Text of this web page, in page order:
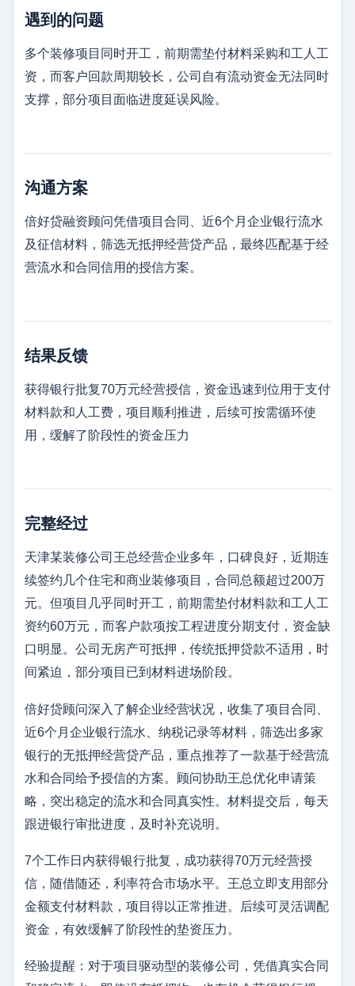
遇到的问题
多个装修项目同时开工，前期需垫付材料采购和工人工
资，而客户回款周期较长，公司自有流动资金无法同时
支撑，部分项目面临进度延误风险。
沟通方案
倍好贷融资顾问凭借项目合同、近6个月企业银行流水
及征信材料，筛选无抵押经营贷产品，最终匹配基于经
营流水和合同信用的授信方案。
结果反馈
获得银行批复70万元经营授信，资金迅速到位用于支付
材料款和人工费，项目顺利推进，后续可按需循环使
用，缓解了阶段性的资金压力
完整经过
天津某装修公司王总经营企业多年，口碑良好，近期连
续签约几个住宅和商业装修项目，合同总额超过200万
元。但项目几乎同时开工，前期需垫付材料款和工人工
资约60万元，而客户款项按工程进度分期支付，资金缺
口明显。公司无房产可抵押，传统抵押贷款不适用，时
间紧迫，部分项目已到材料进场阶段。
倍好贷顾问深入了解企业经营状况，收集了项目合同、
近6个月企业银行流水、纳税记录等材料，筛选出多家
银行的无抵押经营贷产品，重点推荐了一款基于经营流
水和合同给予授信的方案。顾问协助王总优化申请策
略，突出稳定的流水和合同真实性。材料提交后，每天
跟进银行审批进度，及时补充说明。
7个工作日内获得银行批复，成功获得70万元经营授
信，随借随还，利率符合市场水平。王总立即支用部分
金额支付材料款，项目得以正常推进。后续可灵活调配
资金，有效缓解了阶段性的垫资压力。
经验提醒：对于项目驱动型的装修公司，凭借真实合同